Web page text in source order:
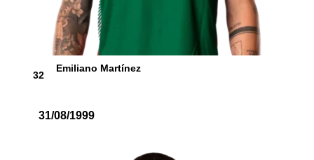
32
Emiliano Martínez
31/08/1999